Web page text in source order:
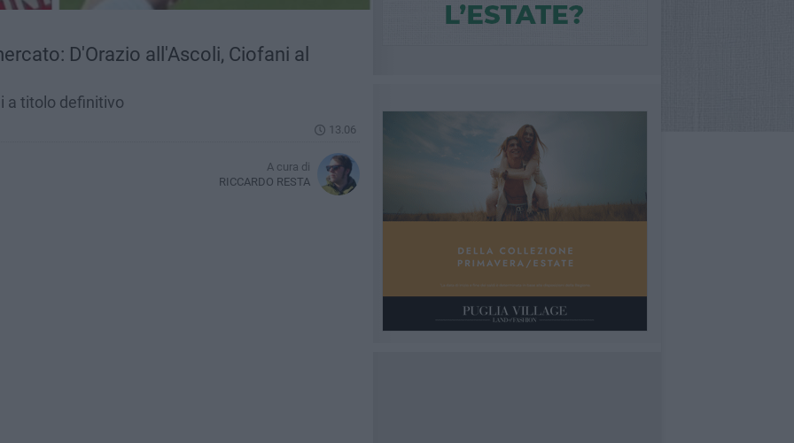
D'Orazio all'Ascoli, Ciofani al
a titolo definitivo
13.06
A cura di
RICCARDO RESTA